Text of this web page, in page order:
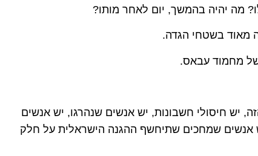
מה יהיה בהמשך, יום לאחר מותו?
מאוד בשטחי הגדה.
מחמוד עבאס.
יש חיסולי חשבונות, יש אנשים שנהרגו, יש אנשים
שמחכים שתיחשף ההגנה הישראלית על חלק